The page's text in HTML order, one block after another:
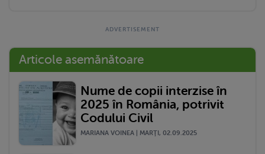
Articole asemănătoare
Nume de copii interzise în
2025 în România, potrivit
Codului Civil
MARIANA VOINEA | MARŢI, 02.09.2025